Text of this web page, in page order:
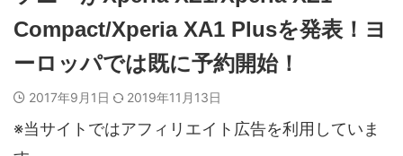
Compact/Xperia XA1 Plusを発表！ヨ
ーロッパでは既に予約開始！
2017年9月1日 2019年11月13日
※当サイトではアフィリエイト広告を利用していま